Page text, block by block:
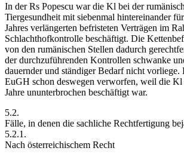
In der Rs Popescu war die Kl bei der
Tiergesundheit mit siebenmal hintereinander
Jahres verlängerten befristeten Verträgen im
Schlachthofkontrolle beschäftigt. Die
von den rumänischen Stellen dadurch
der durchzuführenden Kontrollen schwanke
dauernder und ständiger Bedarf nicht
EuGH schon deswegen verworfen, weil die Kl
Jahre ununterbrochen beschäftigt war.
5.2.
Fälle, in denen die sachliche Rechtfertigung
5.2.1.
Nach österreichischem Recht